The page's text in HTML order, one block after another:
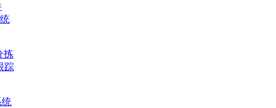
拣
踪
统